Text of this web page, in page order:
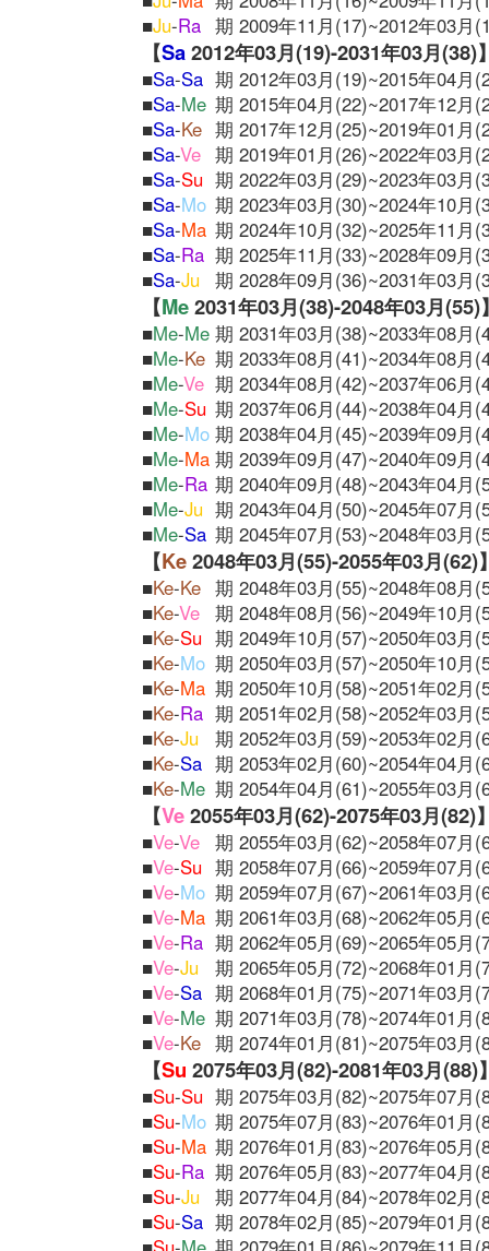
■Ju-Ra 期 2009年11月(17)~2012年03月
【Sa2012年03月(19)-2031年03月(38)
■Sa-Sa 期 2012年03月(19)~2015年04月
■Sa-Me 期 2015年04月(22)~2017年12月
■Sa-Ke 期 2017年12月(25)~2019年01月
■Sa-Ve 期 2019年01月(26)~2022年03月
■Sa-Su 期 2022年03月(29)~2023年03月
■Sa-Mo 期 2023年03月(30)~2024年10月
■Sa-Ma 期 2024年10月(32)~2025年11月
■Sa-Ra 期 2025年11月(33)~2028年09月
■Sa-Ju 期 2028年09月(36)~2031年03月
【Me2031年03月(38)-2048年03月(55)
■Me-Me 期 2031年03月(38)~2033年08月
■Me-Ke 期 2033年08月(41)~2034年08月
■Me-Ve 期 2034年08月(42)~2037年06月
■Me-Su 期 2037年06月(44)~2038年04月
■Me-Mo 期 2038年04月(45)~2039年09月
■Me-Ma 期 2039年09月(47)~2040年09月
■Me-Ra 期 2040年09月(48)~2043年04月
■Me-Ju 期 2043年04月(50)~2045年07月
■Me-Sa 期 2045年07月(53)~2048年03月
【Ke2048年03月(55)-2055年03月(62)
■Ke-Ke 期 2048年03月(55)~2048年08月
■Ke-Ve 期 2048年08月(56)~2049年10月
■Ke-Su 期 2049年10月(57)~2050年03月
■Ke-Mo 期 2050年03月(57)~2050年10月
■Ke-Ma 期 2050年10月(58)~2051年02月
■Ke-Ra 期 2051年02月(58)~2052年03月
■Ke-Ju
期 2052年03月(59)~2053年02月
■Ke-Sa 期 2053年02月(60)~2054年04月
■Ke-Me 期 2054年04月(61)~2055年03月
【Ve2055年03月(62)-2075年03月(82)
■Ve-Ve 期 2055年03月(62)~2058年07月
■Ve-Su 期 2058年07月(66)~2059年07月
■Ve-Mo 期 2059年07月(67)~2061年03月
■Ve-Ma 期 2061年03月(68)~2062年05月
■Ve-Ra 期 2062年05月(69)~2065年05月
■Ve-Ju
期 2065年05月(72)~2068年01月
■Ve-Sa 期 2068年01月(75)~2071年03月
■Ve-Me 期 2071年03月(78)~2074年01月
■Ve-Ke 期 2074年01月(81)~2075年03月
【Su 2075年03月(82)-2081年03月(88)
■Su-Su 期 2075年03月(82)~2075年07月
■Su-Mo 期 2075年07月(83)~2076年01月
■Su-Ma 期 2076年01月(83)~2076年05月
■Su-Ra 期 2076年05月(83)~2077年04月
■Su-Ju
期 2077年04月(84)~2078年02月
■Su-Sa 期 2078年02月(85)~2079年01月